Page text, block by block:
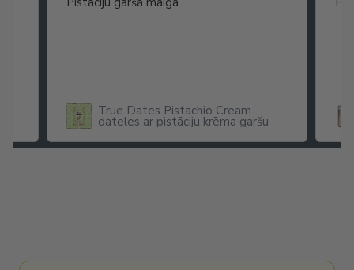
True Dates Pistachio Cream
dateles ar pistāciju krēma garšu